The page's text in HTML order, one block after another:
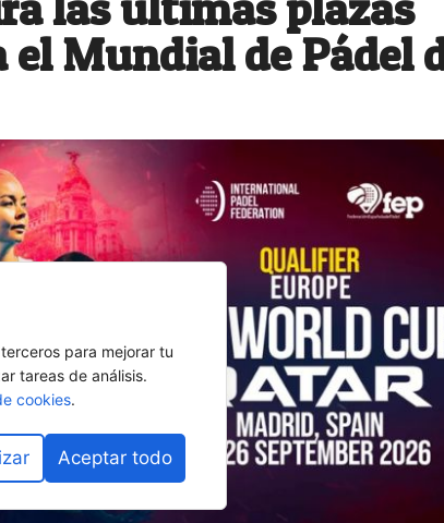
el Mundial de Pádel
para mejorar tu
tareas de análisis.
cookies.
Aceptar todo